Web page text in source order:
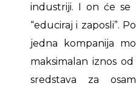
industriji. I on će se
“educiraj i zaposli”.
jedna kompanija
maksimalan iznos
sredstava za